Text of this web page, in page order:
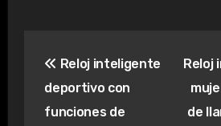
de
entradas
Reloj inteligente
deportivo con
funciones de
Reloj
de